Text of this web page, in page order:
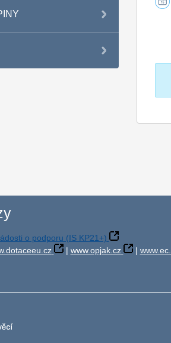
o podporu (IS KP21+)
| www.opjak.cz |